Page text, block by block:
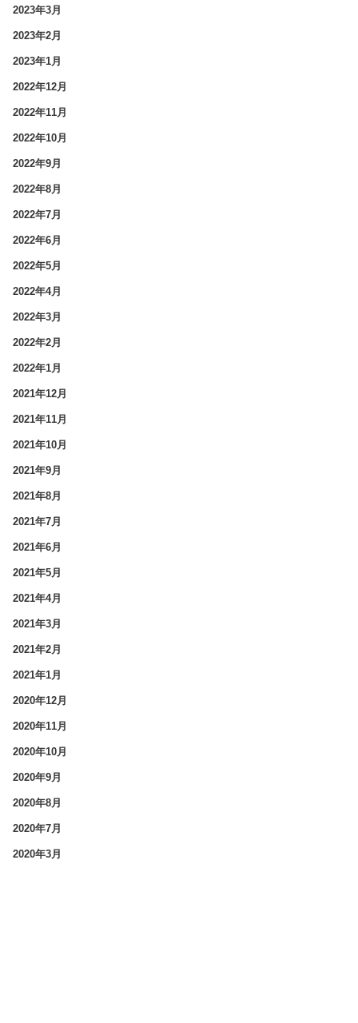
2023年3月
2023年2月
2023年1月
2022年12月
2022年11月
2022年10月
2022年9月
2022年8月
2022年7月
2022年6月
2022年5月
2022年4月
2022年3月
2022年2月
2022年1月
2021年12月
2021年11月
2021年10月
2021年9月
2021年8月
2021年7月
2021年6月
2021年5月
2021年4月
2021年3月
2021年2月
2021年1月
2020年12月
2020年11月
2020年10月
2020年9月
2020年8月
2020年7月
2020年3月